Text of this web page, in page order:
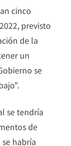
cinco
previsto
de la
un
se
se tendría
de
habría